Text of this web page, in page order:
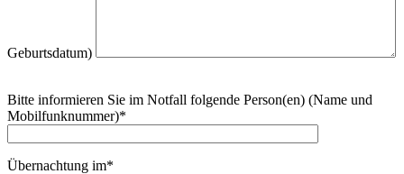
Geburtsdatum)
Bitte informieren Sie im Notfall folgende Person(en) (Name und
Mobilfunknummer)*
Übernachtung im*